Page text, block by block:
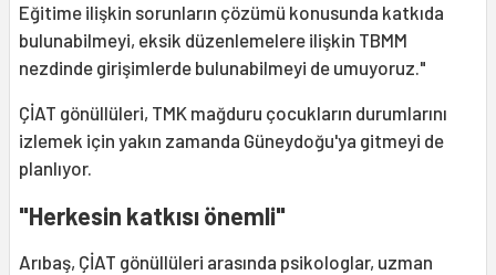
Eğitime ilişkin sorunların çözümü konusunda katkıda
bulunabilmeyi, eksik düzenlemelere ilişkin TBMM
nezdinde girişimlerde bulunabilmeyi de umuyoruz."
ÇİAT gönüllüleri, TMK mağduru çocukların durumlarını
izlemek için yakın zamanda Güneydoğu'ya gitmeyi de
planlıyor.
"Herkesin katkısı önemli"
Arıbaş, ÇİAT gönüllüleri arasında psikologlar, uzman